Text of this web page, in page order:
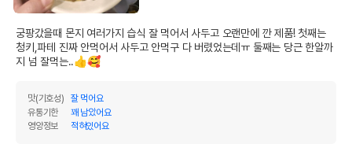
궁팡갔을때 몬지 여러가지 습식 잘 먹어서 사두고 오랜만에 깐 제품! 첫째는
청키,파테 진짜 안먹어서 사두고 안먹구 다 버렸었는데ㅠ 둘째는 당근 한알까
지 넘 잘먹는..👍🥰
맛(기호성)
잘 먹어요
유통기한
꽤 남았어요
영양정보
적혀있어요